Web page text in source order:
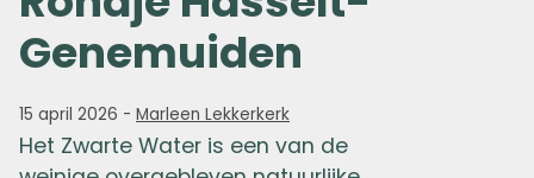
Genemuiden
15 april 2026 - Marleen Lekkerkerk
Het Zwarte Water is een van de